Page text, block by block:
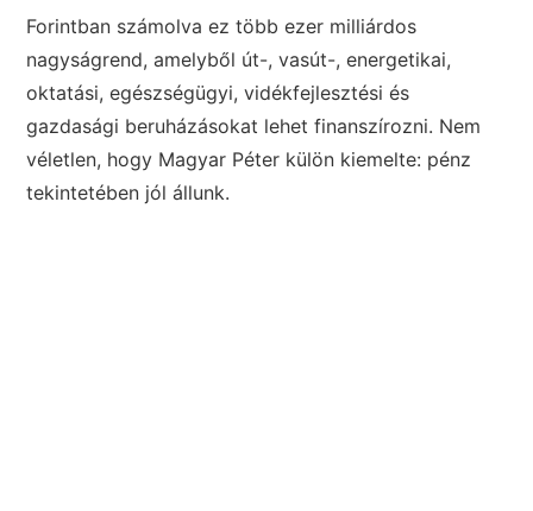
Forintban számolva ez több ezer milliárdos
nagyságrend, amelyből út-, vasút-, energetikai,
oktatási, egészségügyi, vidékfejlesztési és
gazdasági beruházásokat lehet finanszírozni. Nem
véletlen, hogy Magyar Péter külön kiemelte: pénz
tekintetében jól állunk.